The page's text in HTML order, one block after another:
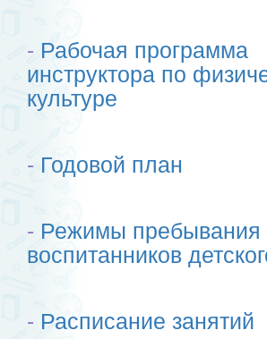
- Рабочая программа
инструктора по
культуре
- Годовой план
- Режимы пребывания
воспитанников
- Расписание занятий